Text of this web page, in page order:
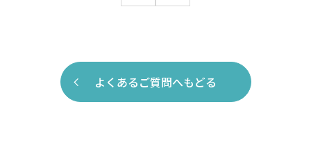
よくあるご質問へもどる